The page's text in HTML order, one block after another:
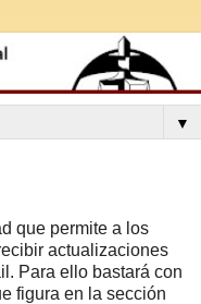
▼
que permite a los
actualizaciones
Para ello bastará con
figura en la sección